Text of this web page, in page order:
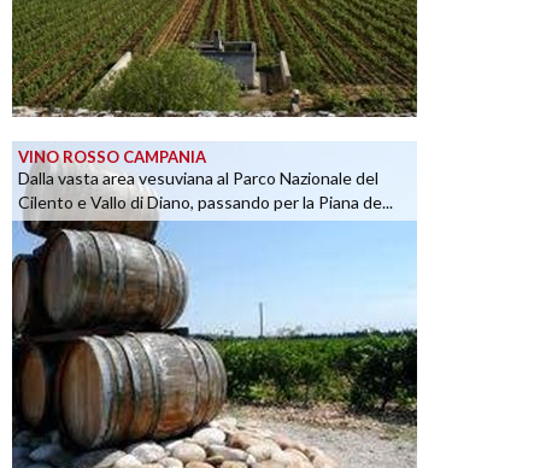
VINO ROSSO CAMPANIA
Dalla vasta area vesuviana al Parco Nazionale del
Cilento e Vallo di Diano, passando per la Piana de...